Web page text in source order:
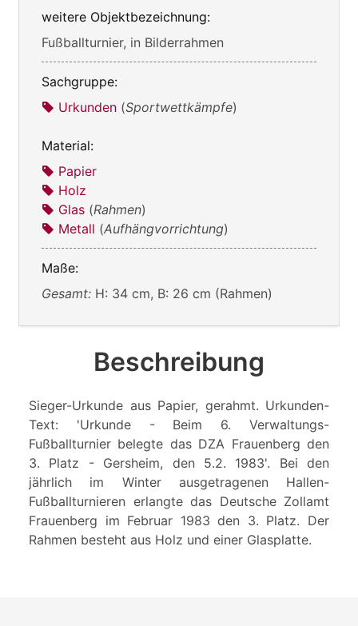
weitere Objektbezeichnung:
Fußballturnier, in Bilderrahmen
Sachgruppe:
Urkunden (Sportwettkämpfe)
Material:
Papier
Holz
Glas (Rahmen)
Metall (Aufhängvorrichtung)
Maße:
Gesamt: H: 34 cm, B: 26 cm (Rahmen)
Beschreibung
Sieger-Urkunde aus Papier, gerahmt. Urkunden-
Text: 'Urkunde - Beim 6. Verwaltungs-
Fußballturnier belegte das DZA Frauenberg den
3. Platz - Gersheim, den 5.2. 1983'. Bei den
jährlich im Winter ausgetragenen Hallen-
Fußballturnieren erlangte das Deutsche Zollamt
Frauenberg im Februar 1983 den 3. Platz. Der
Rahmen besteht aus Holz und einer Glasplatte.